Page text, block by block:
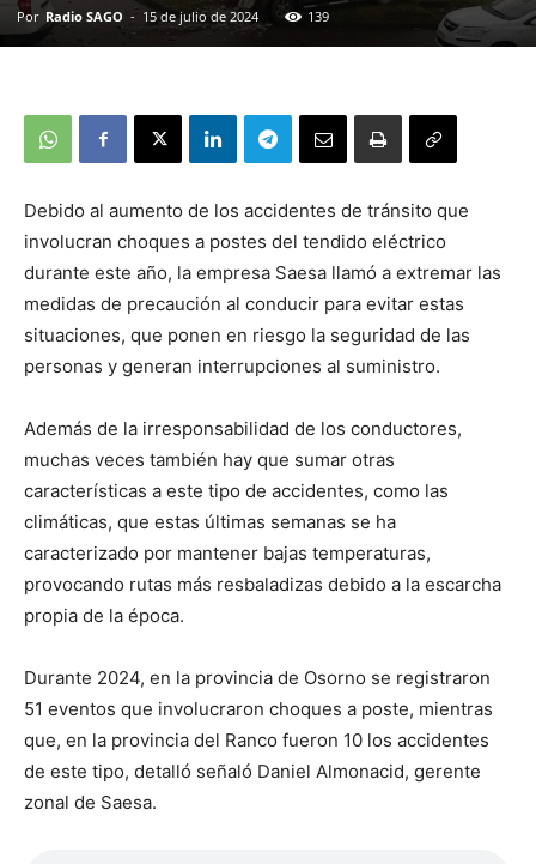
Por Radio SAGO - 15 de julio de 2024 139
Debido al aumento de los accidentes de tránsito que
involucran choques a postes del tendido eléctrico
durante este año, la empresa Saesa llamó a extremar las
medidas de precaución al conducir para evitar estas
situaciones, que ponen en riesgo la seguridad de las
personas y generan interrupciones al suministro.
Además de la irresponsabilidad de los conductores,
muchas veces también hay que sumar otras
características a este tipo de accidentes, como las
climáticas, que estas últimas semanas se ha
caracterizado por mantener bajas temperaturas,
provocando rutas más resbaladizas debido a la escarcha
propia de la época.
Durante 2024, en la provincia de Osorno se registraron
51 eventos que involucraron choques a poste, mientras
que, en la provincia del Ranco fueron 10 los accidentes
de este tipo, detalló señaló Daniel Almonacid, gerente
zonal de Saesa.